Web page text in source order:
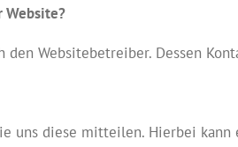
Website?
Websitebetreiber. Dessen
uns diese mitteilen. Hierbei